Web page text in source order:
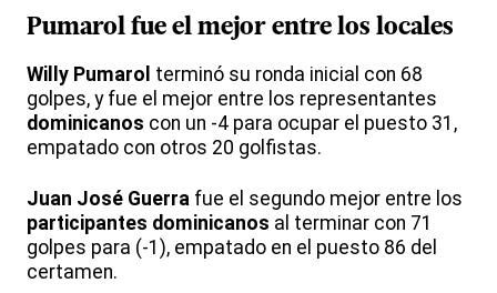
Pumarol fue el mejor entre los locales
Willy Pumarol terminó su ronda inicial con 68
golpes, y fue el mejor entre los representantes
dominicanos con un -4 para ocupar el puesto 31,
empatado con otros 20 golfistas.
Juan José Guerra fue el segundo mejor entre los
participantes dominicanos al terminar con 71
golpes para (-1), empatado en el puesto 86 del
certamen.